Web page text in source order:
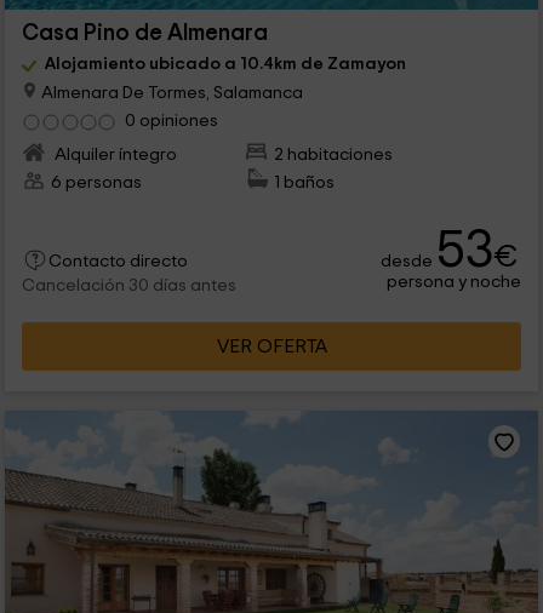
Casa Pino de Almenara
Alojamiento ubicado a 10.4km de Zamayon
Almenara De Tormes, Salamanca
0 opiniones
Alquiler íntegro
2 habitaciones
6 personas
1 baños
Contacto directo
Cancelación 30 días antes
desde 53€
persona y noche
VER OFERTA